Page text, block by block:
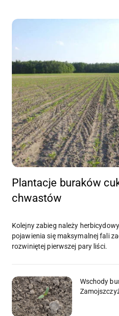
Plantacje buraków
chwastów
Kolejny zabieg należy
pojawienia się maksymalnej fali
rozwiniętej pierwszej pary liści.
Wschody